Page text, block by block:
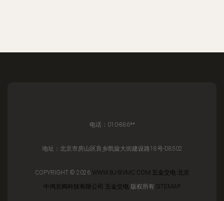
电话：010-886**
地址：北京市房山区良乡凯旋大街建设路18号-D8502
COPYRIGHT © 2026 WWW.BJ-BVMC.COM 五金交电 北京
中鸿京阀科技有限公司 五金交电 版权所有 SITEMAP